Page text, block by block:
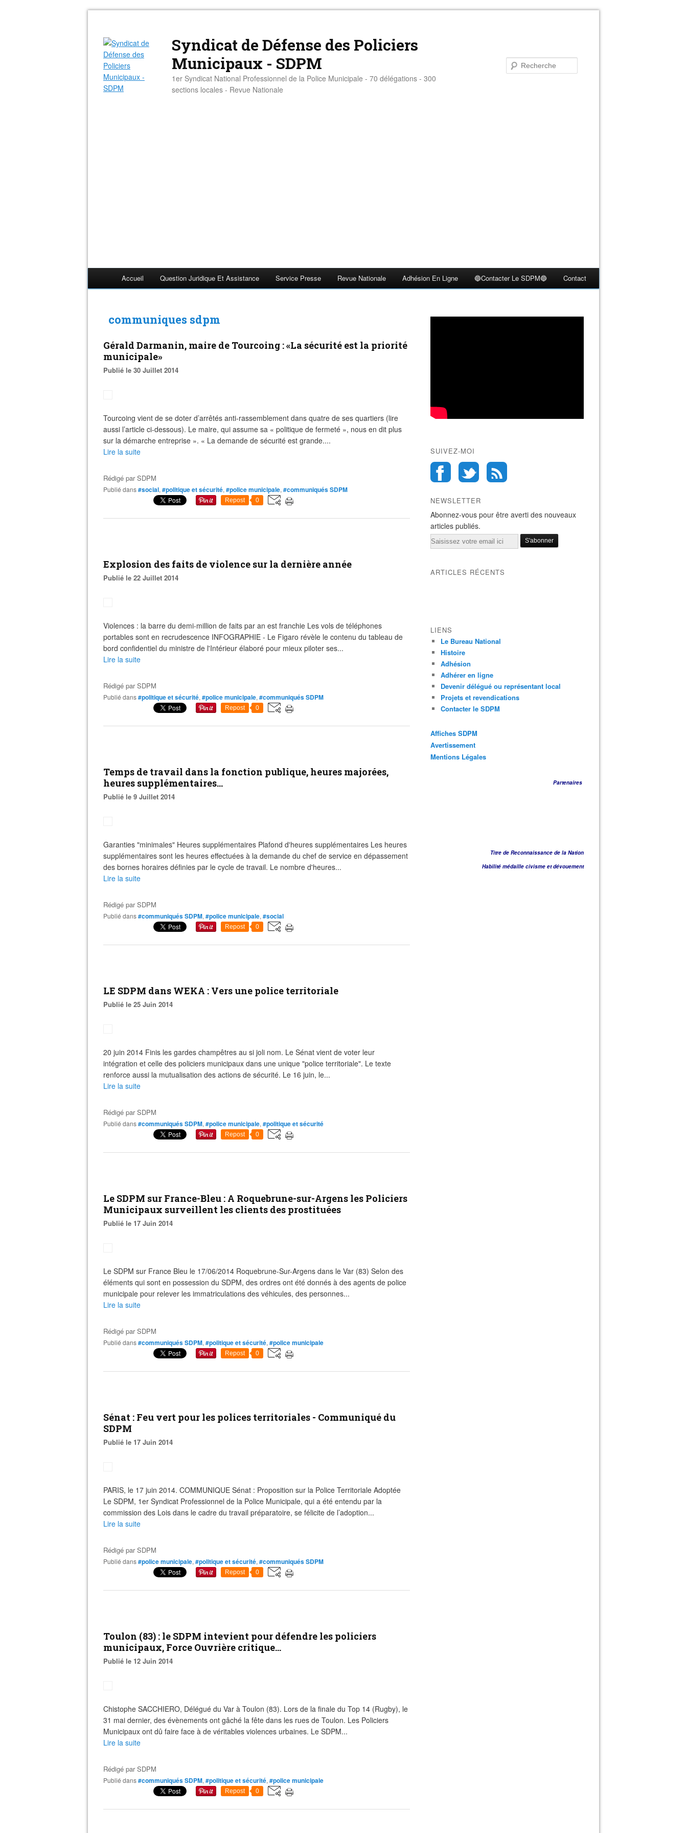
Syndicat de Défense des Policiers
Municipaux - SDPM
1er Syndicat National Professionnel de la Police Municipale - 70 délégations - 300
sections locales - Revue Nationale
Accueil Question Juridique Et Assistance Service Presse Revue Nationale Adhésion En Ligne 🔵Contacter Le SDPM🔵 Contact
communiques sdpm
Gérald Darmanin, maire de Tourcoing : «La sécurité est la priorité
municipale»
Publié le 30 Juillet 2014
Tourcoing vient de se doter d’arrêtés anti-rassemblement dans quatre de ses quartiers (lire
aussi l’article ci-dessous). Le maire, qui assume sa « politique de fermeté », nous en dit plus
sur la démarche entreprise ». « La demande de sécurité est grande....
Lire la suite
Rédigé parSDPM
Publié dans#social, #politique et sécurité, #police municipale, #communiqués SDPM
Repost 0
Explosion des faits de violence sur la dernière année
Publié le 22 Juillet 2014
Violences : la barre du demi-million de faits par an est franchie Les vols de téléphones
portables sont en recrudescence INFOGRAPHIE - Le Figaro révèle le contenu du tableau de
bord confidentiel du ministre de l'Intérieur élaboré pour mieux piloter ses...
Lire la suite
Rédigé parSDPM
Publié dans#politique et sécurité, #police municipale, #communiqués SDPM
Repost 0
Temps de travail dans la fonction publique, heures majorées,
heures supplémentaires...
Publié le 9 Juillet 2014
Garanties "minimales" Heures supplémentaires Plafond d'heures supplémentaires Les heures
supplémentaires sont les heures effectuées à la demande du chef de service en dépassement
des bornes horaires définies par le cycle de travail. Le nombre d'heures...
Lire la suite
Rédigé parSDPM
Publié dans#communiqués SDPM, #police municipale, #social
Repost 0
LE SDPM dans WEKA : Vers une police territoriale
Publié le 25 Juin 2014
20 juin 2014 Finis les gardes champêtres au si joli nom. Le Sénat vient de voter leur
intégration et celle des policiers municipaux dans une unique "police territoriale". Le texte
renforce aussi la mutualisation des actions de sécurité. Le 16 juin, le...
Lire la suite
Rédigé parSDPM
Publié dans#communiqués SDPM, #police municipale, #politique et sécurité
Repost 0
Le SDPM sur France-Bleu : A Roquebrune-sur-Argens les Policiers
Municipaux surveillent les clients des prostituées
Publié le 17 Juin 2014
Le SDPM sur France Bleu le 17/06/2014 Roquebrune-Sur-Argens dans le Var (83) Selon des
éléments qui sont en possession du SDPM, des ordres ont été donnés à des agents de police
municipale pour relever les immatriculations des véhicules, des personnes...
Lire la suite
Rédigé parSDPM
Publié dans#communiqués SDPM, #politique et sécurité, #police municipale
Repost 0
Sénat : Feu vert pour les polices territoriales - Communiqué du
SDPM
Publié le 17 Juin 2014
PARIS, le 17 juin 2014. COMMUNIQUE Sénat : Proposition sur la Police Territoriale Adoptée
Le SDPM, 1er Syndicat Professionnel de la Police Municipale, qui a été entendu par la
commission des Lois dans le cadre du travail préparatoire, se félicite de l’adoption...
Lire la suite
Rédigé parSDPM
Publié dans#police municipale, #politique et sécurité, #communiqués SDPM
Repost 0
Toulon (83) : le SDPM intevient pour défendre les policiers
municipaux, Force Ouvrière critique...
Publié le 12 Juin 2014
Chistophe SACCHIERO, Délégué du Var à Toulon (83). Lors de la finale du Top 14 (Rugby), le
31 mai dernier, des évènements ont gâché la fête dans les rues de Toulon. Les Policiers
Municipaux ont dû faire face à de véritables violences urbaines. Le SDPM...
Lire la suite
Rédigé parSDPM
Publié dans#communiqués SDPM, #politique et sécurité, #police municipale
Repost 0
SUIVEZ-MOI
NEWSLETTER
Abonnez-vous pour être averti des nouveaux
articles publiés.
Email
ARTICLES RÉCENTS
LIENS
Le Bureau National
Histoire
Adhésion
Adhérer en ligne
Devenir délégué ou représentant local
Projets et revendications
Contacter le SDPM
Affiches SDPM
Avertissement
Mentions Légales
Partenaires
Titre de Reconnaissance de la Nation
Habilité médaille civisme et dévouement